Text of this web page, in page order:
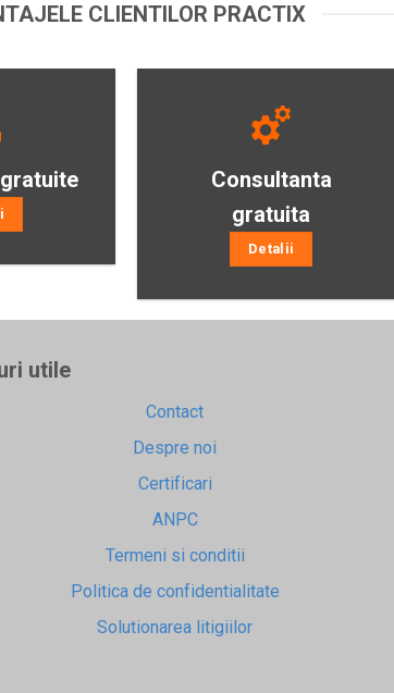
CLIENTILOR PRACTIX
Consultanta
gratuita
Detalii
utile
Contact
Despre noi
Certificari
ANPC
Termeni si conditii
Politica de confidentialitate
Solutionarea litigiilor